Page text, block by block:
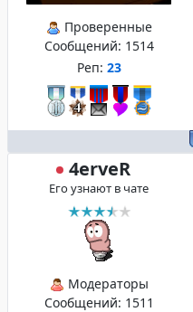
Проверенные
Сообщений: 1514
Реп: 23
4erveR
Его узнают в чате
Модераторы
Сообщений: 1511